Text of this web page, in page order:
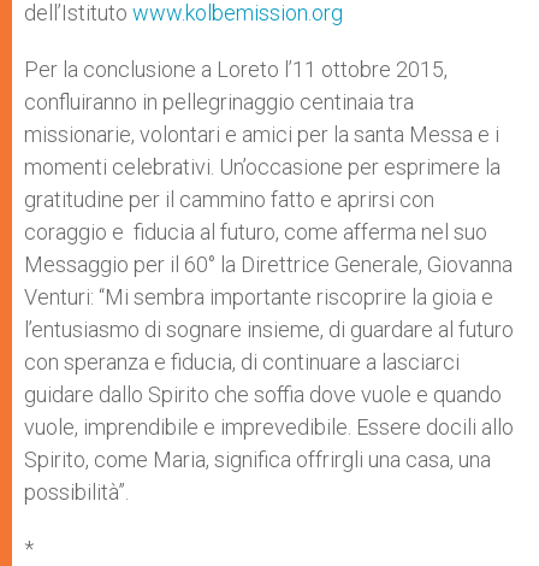
dell’Istituto www.kolbemission.org
Per la conclusione a Loreto l’11 ottobre 2015,
confluiranno in pellegrinaggio centinaia tra
missionarie, volontari e amici per la santa Messa e i
momenti celebrativi. Un’occasione per esprimere la
gratitudine per il cammino fatto e aprirsi con
coraggio e fiducia al futuro, come afferma nel suo
Messaggio per il 60° la Direttrice Generale, Giovanna
Venturi: “Mi sembra importante riscoprire la gioia e
l’entusiasmo di sognare insieme, di guardare al futuro
con speranza e fiducia, di continuare a lasciarci
guidare dallo Spirito che soffia dove vuole e quando
vuole, imprendibile e imprevedibile. Essere docili allo
Spirito, come Maria, significa offrirgli una casa, una
possibilità”.
*